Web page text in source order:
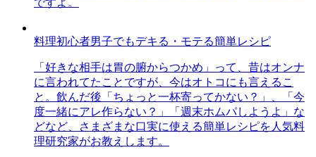
料理初心者男子でもデキる・モテる簡単レシピ
「好きな相手は胃の腑からつかめ」って、昔はオンナ
に言われてたことですが、今はオトコにも言えるこ
と。飲んだ後「ちょっと一杯寄ってかない？」、「今
度一緒にアレ作らない？」「週末ホムパしようよ」な
どなど、さまざまな口実に使える簡単レシピを人気料
理研究家がお教えします。